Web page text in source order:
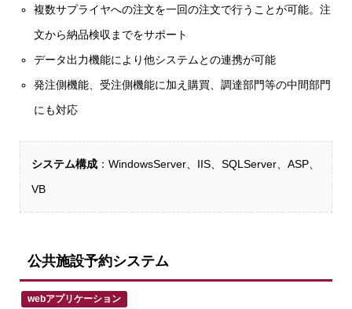
複数サプライヤへの注文を一回の注文で行うことが可能。注
文から納品検収までをサポート
データ出力機能により他システムとの連携が可能
発注側機能、受注側機能に加え購買、調達部門等の中間部門
にも対応
システム構成 ：WindowsServer、IIS、SQLServer、ASP、
VB
公共施設予約システム
webアプリケーション